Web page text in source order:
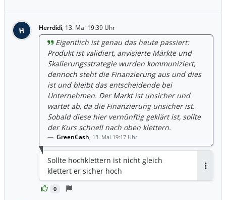
H Herrdidi, 13. Mai 19:39 Uhr
0
Eigentlich ist genau das heute passiert:
Produkt ist validiert, anvisierte Märkte und
Skalierungsstrategie wurden kommuniziert,
dennoch steht die Finanzierung aus und dies
ist und bleibt das entscheidende bei
Unternehmen. Der Markt ist unsicher und
wartet ab, da die Finanzierung unsicher ist.
Sobald diese hier vernünftig geklärt ist, sollte
der Kurs schnell nach oben klettern.
GreenCash, 13. Mai 19:17 Uhr
Sollte hochklettern ist nicht gleich
klettert er sicher hoch